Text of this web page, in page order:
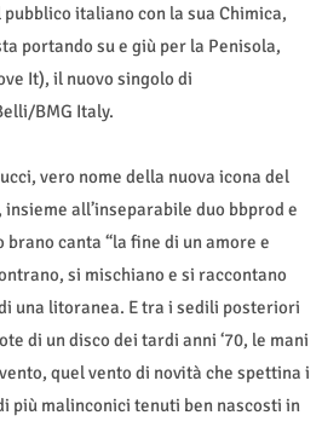
italiano con la sua Chimica,
portando su e giù per la Penisola,
It), il nuovo singolo di
BMG Italy.
vero nome della nuova icona del
all’inseparabile duo bbprod e
canta “la fine di un amore e
si mischiano e si raccontano
una litoranea. E tra i sedili posteriori
di un disco dei tardi anni ‘70, le mani
quel vento di novità che spettina i
più malinconici tenuti ben nascosti in